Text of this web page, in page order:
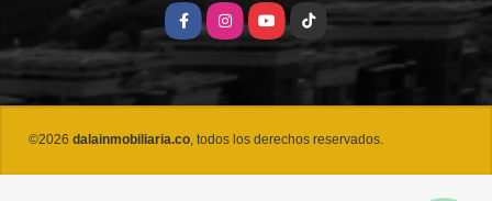
FacebookInstagramYouTube
TikTok
©2026 dalainmobiliaria.co, todos los derechos reservados.